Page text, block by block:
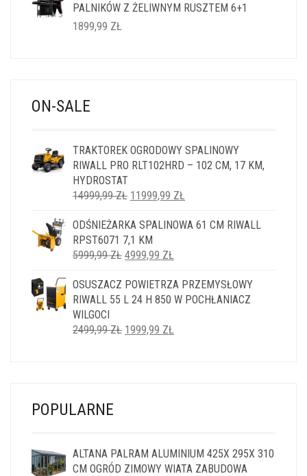
PALNIKÓW Z ŻELIWNYM RUSZTEM 6+1
1899,99 ZŁ
ON-SALE
TRAKTOREK OGRODOWY SPALINOWY
RIWALL PRO RLT102HRD – 102 CM, 17 KM,
HYDROSTAT
14999,99ZŁ PIERWOTNA
WYNOSIŁA:
14999,99 ZŁ.
11999,99 ZŁ
WYNOSI:
ODŚNIEŻARKA SPALINOWA 61 CM RIWALL
RPST6071 7,1 KM
5999,99ZŁ PIERWOTNA
WYNOSIŁA:
5999,99 ZŁ.
4999,99 ZŁ
WYNOSI:
4999,99 ZŁ.
OSUSZACZ POWIETRZA PRZEMYSŁOWY
RIWALL 55 L 24 H 850 W POCHŁANIACZ
WILGOCI
2499,99ZŁ PIERWOTNA
1999,99 ZŁ
POPULARNE
ALTANA PALRAM ALUMINIUM 425X 295X 310
CM OGRÓD ZIMOWY WIATA ZABUDOWA